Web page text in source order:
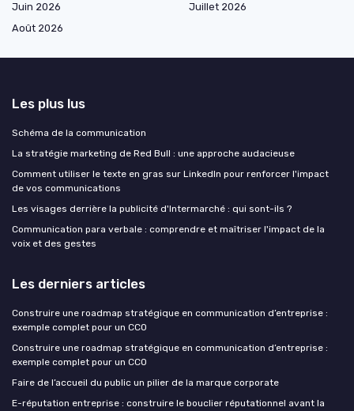
Juin 2026
Juillet 2026
Août 2026
Les plus lus
Schéma de la communication
La stratégie marketing de Red Bull : une approche audacieuse
Comment utiliser le texte en gras sur LinkedIn pour renforcer l'impact
de vos communications
Les visages derrière la publicité d'Intermarché : qui sont-ils ?
Communication para verbale : comprendre et maîtriser l'impact de la
voix et des gestes
Les derniers articles
Construire une roadmap stratégique en communication d’entreprise :
exemple complet pour un CCO
Construire une roadmap stratégique en communication d’entreprise :
exemple complet pour un CCO
Faire de l’accueil du public un pilier de la marque corporate
E-réputation entreprise : construire le bouclier réputationnel avant la